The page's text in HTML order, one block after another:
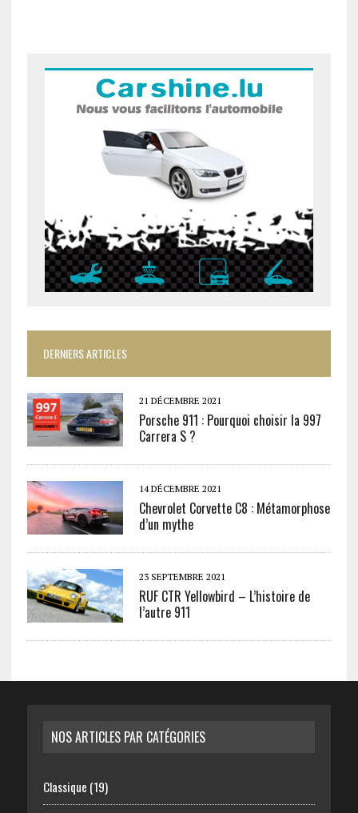
DERNIERS ARTICLES
21 DÉCEMBRE 2021
Porsche 911 : Pourquoi choisir la 997
Carrera S ?
14 DÉCEMBRE 2021
Chevrolet Corvette C8 : Métamorphose
d’un mythe
23 SEPTEMBRE 2021
RUF CTR Yellowbird – L’histoire de
l’autre 911
NOS ARTICLES PAR CATÉGORIES
Classique (19)